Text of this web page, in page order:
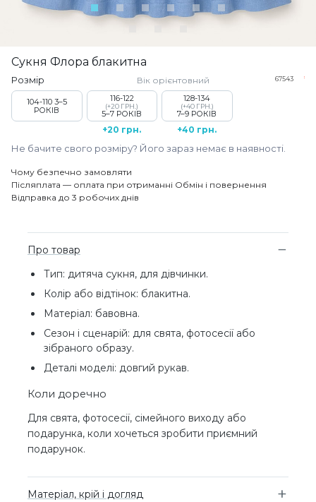
Сукня Флора блакитна
67543
Розмір Вік орієнтовний
104-110 3–5
РОКІВ
116-122
(+20 ГРН.)
5–7 РОКІВ
+20 грн.
128-134
(+40 ГРН.)
7–9 РОКІВ
+40 грн.
Не бачите свого розміру? Його зараз немає в наявності.
Чому безпечно замовляти
Післяплата — оплата при отриманні Обмін і повернення
Відправка до 3 робочих днів
Про товар
Тип: дитяча сукня, для дівчинки.
Колір або відтінок: блакитна.
Матеріал: бавовна.
Сезон і сценарій: для свята, фотосесії або
зібраного образу.
Деталі моделі: довгий рукав.
Коли доречно
Для свята, фотосесії, сімейного виходу або
подарунка, коли хочеться зробити приємний
подарунок.
Матеріал, крій і догляд